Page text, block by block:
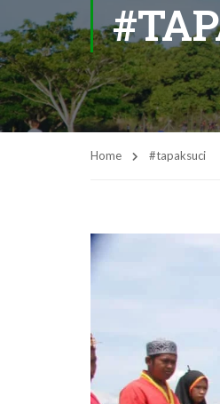
Home #tapaksuci